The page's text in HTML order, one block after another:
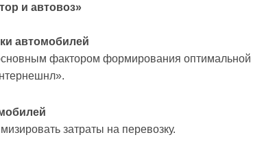
и автовоз»
автомобилей
фактором формирования оптимальной
затраты на перевозку.